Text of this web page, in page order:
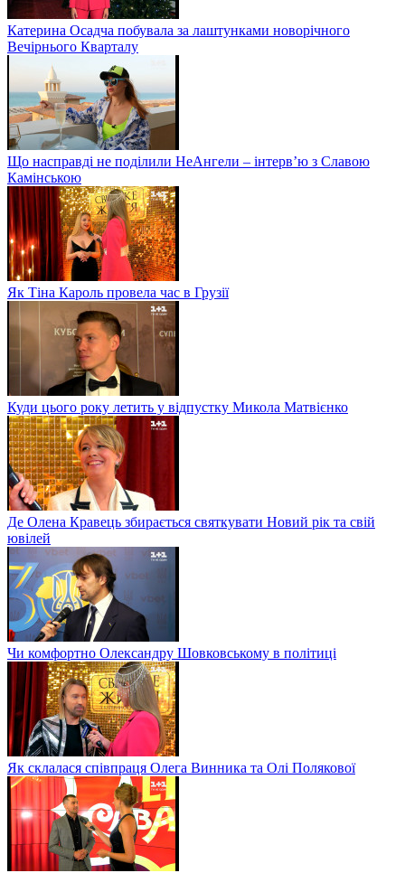
Катерина Осадча побувала за лаштунками новорічного
Вечірнього Кварталу
Що насправді не поділили НеАнгели – інтерв’ю з Славою
Камінською
Як Тіна Кароль провела час в Грузії
Куди цього року летить у відпустку Микола Матвієнко
Де Олена Кравець збирається святкувати Новий рік та свій
ювілей
Чи комфортно Олександру Шовковському в політиці
Як склалася співпраця Олега Винника та Олі Полякової